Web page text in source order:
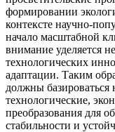
формировании
контексте научно-
начало масштабной
внимание уделяется
технологических
адаптации. Таким
должны
технологические,
преобразования для
стабильности и